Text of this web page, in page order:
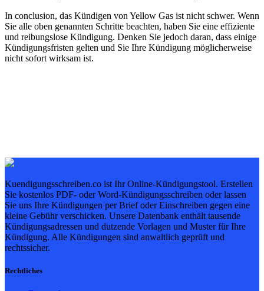
In conclusion, das Kündigen von Yellow Gas ist nicht schwer. Wenn
Sie alle oben genannten Schritte beachten, haben Sie eine effiziente
und reibungslose Kündigung. Denken Sie jedoch daran, dass einige
Kündigungsfristen gelten und Sie Ihre Kündigung möglicherweise
nicht sofort wirksam ist.
Kuendigungsschreiben.co ist Ihr Online-Kündigungstool. Erstellen
Sie kostenlos PDF- oder Word-Kündigungsschreiben oder lassen
Sie uns Ihre Kündigungen per Brief oder Einschreiben gegen eine
kleine Gebühr verschicken. Unsere Datenbank enthält tausende
Kündigungsadressen und dutzende Vorlagen und Muster für Ihre
Kündigung. Alle Kündigungen sind anwaltlich geprüft und
rechtssicher.
Rechtliches